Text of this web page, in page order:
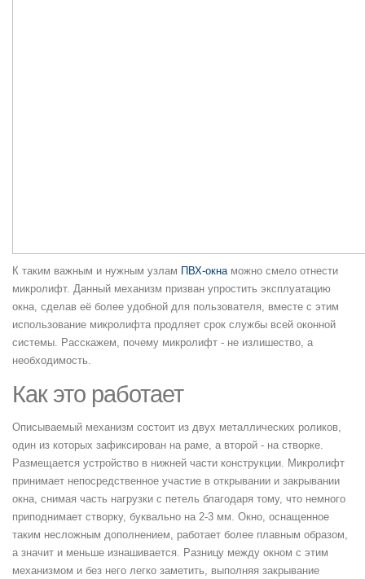
К таким важным и нужным узлам ПВХ-окнаможно смело отнести
микролифт. Данный механизм призван упростить эксплуатацию
окна, сделав её более удобной для пользователя, вместе с этим
использование микролифта продляет срок службы всей оконной
системы. Расскажем, почему микролифт - не излишество, а
необходимость.
Как это работает
Описываемый механизм состоит из двух металлических роликов,
один из которых зафиксирован на раме, а второй - на створке.
Размещается устройство в нижней части конструкции. Микролифт
принимает непосредственное участие в открывании и закрывании
окна, снимая часть нагрузки с петель благодаря тому, что немного
приподнимает створку, буквально на 2-3 мм. Окно, оснащенное
таким несложным дополнением, работает более плавным образом,
а значит и меньше изнашивается. Разницу между окном с этим
механизмом и без него легко заметить, выполняя закрывание